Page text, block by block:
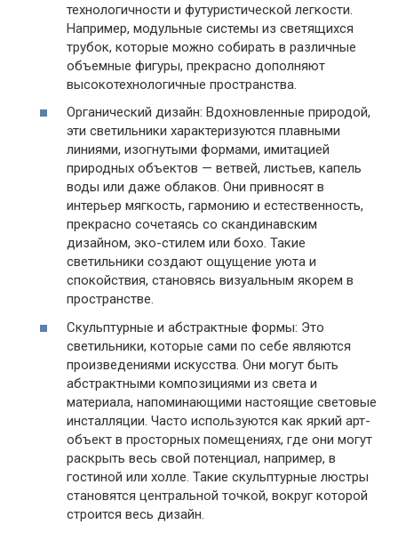
технологичности и футуристической легкости.
Например, модульные системы из светящихся
трубок, которые можно собирать в различные
объемные фигуры, прекрасно дополняют
высокотехнологичные пространства.
Органический дизайн: Вдохновленные природой,
эти светильники характеризуются плавными
линиями, изогнутыми формами, имитацией
природных объектов — ветвей, листьев, капель
воды или даже облаков. Они привносят в
интерьер мягкость, гармонию и естественность,
прекрасно сочетаясь со скандинавским
дизайном, эко-стилем или бохо. Такие
светильники создают ощущение уюта и
спокойствия, становясь визуальным якорем в
пространстве.
Скульптурные и абстрактные формы: Это
светильники, которые сами по себе являются
произведениями искусства. Они могут быть
абстрактными композициями из света и
материала, напоминающими настоящие световые
инсталляции. Часто используются как яркий арт-
объект в просторных помещениях, где они могут
раскрыть весь свой потенциал, например, в
гостиной или холле. Такие скульптурные люстры
становятся центральной точкой, вокруг которой
строится весь дизайн.